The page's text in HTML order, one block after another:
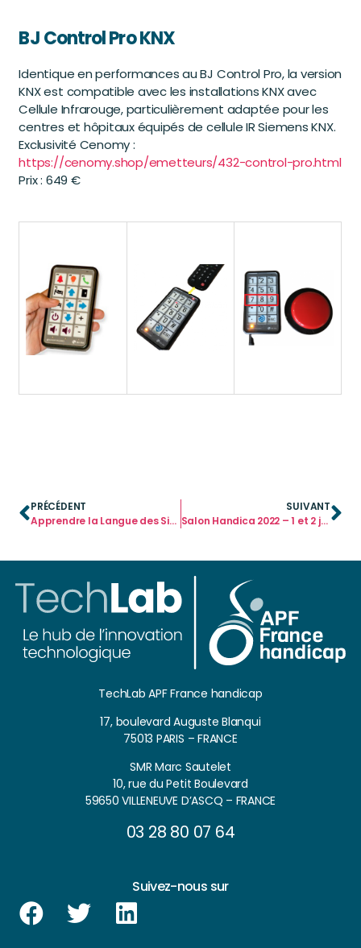
BJ Control Pro KNX
Identique en performances au BJ Control Pro, la version
KNX est compatible avec les installations KNX avec
Cellule Infrarouge, particulièrement adaptée pour les
centres et hôpitaux équipés de cellule IR Siemens KNX.
Exclusivité Cenomy :
https://cenomy.shop/emetteurs/432-control-pro.html
Prix : 649 €
PRÉCÉDENT
Apprendre la Langue des Signes Française avec HIFIVE!
SUIVANT
Salon Handica 2022 – 1 et 2 juin, Lyon
TechLab APF France handicap
17, boulevard Auguste Blanqui
75013 PARIS – FRANCE
SMR Marc Sautelet
10, rue du Petit Boulevard
59650 VILLENEUVE D’ASCQ – FRANCE
03 28 80 07 64
Suivez-nous sur